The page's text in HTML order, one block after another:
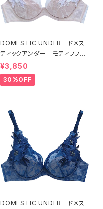
DOMESTIC UNDER ドメス
ティックアンダー モティフフル
ール ブラジャー（オフホワイ
ト）D2255
¥3,850
30%OFF
DOMESTIC UNDER ドメス